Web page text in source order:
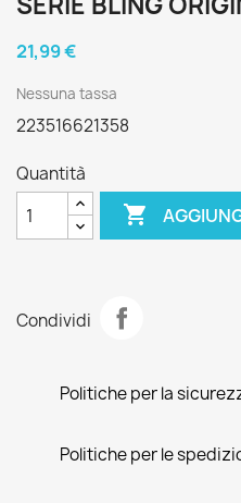
21,99 €
Nessuna tassa
223516621358
Quantità

Condividi
Politiche per la
Politiche per le